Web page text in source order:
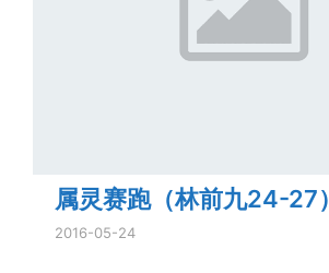
属灵赛跑（林前九24-27）
2016-05-24